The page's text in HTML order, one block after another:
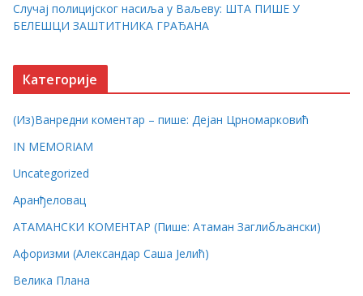
Случај полицијског насиља у Ваљеву: ШТА ПИШЕ У
БЕЛЕШЦИ ЗАШТИТНИКА ГРАЂАНА
Категорије
(Из)Ванредни коментар – пише: Дејан Црномарковић
IN MEMORIAM
Uncategorized
Аранђеловац
АТАМАНСКИ КОМЕНТАР (Пише: Атаман Заглибљански)
Афоризми (Александар Саша Јелић)
Велика Плана